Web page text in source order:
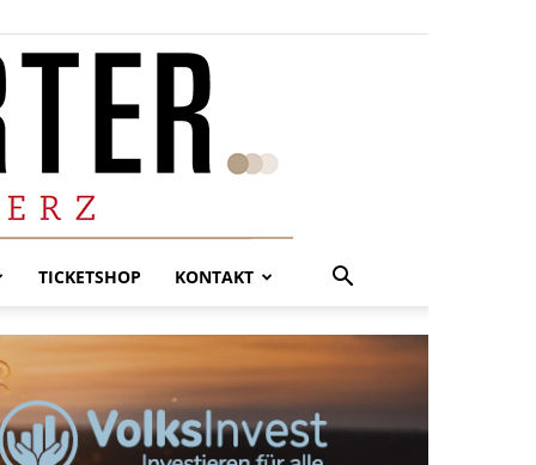
TICKETSHOP KONTAKT